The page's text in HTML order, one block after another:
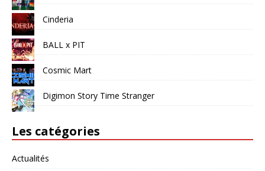
Cinderia
BALL x PIT
Cosmic Mart
Digimon Story Time Stranger
Les catégories
Actualités